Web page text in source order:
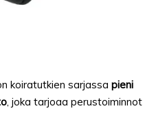
koiratutkien sarjassa pieni
, joka tarjoaa perustoiminnot